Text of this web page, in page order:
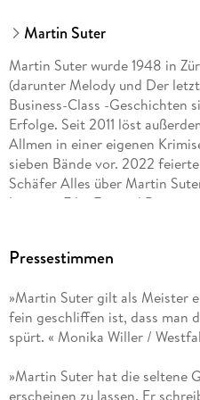
Martin Suter
Martin Suter wurde 1948 in
(darunter Melody und Der
Business-Class -Geschichten
Erfolge. Seit 2011 löst
Allmen in einer eigenen
sieben Bände vor. 2022
Schäfer Alles über Martin
Locarno Film Festival
Pressestimmen
»Martin Suter gilt als Meister
fein geschliffen ist, dass man
spürt. « Monika Willer /
»Martin Suter hat die seltene
erscheinen zu lassen. Er